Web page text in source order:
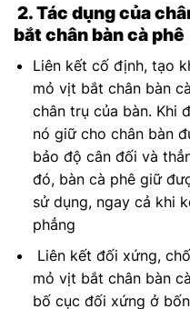
2. Tác dụng của
bắt chân bàn cà phê
Liên kết cố định, tạo
mỏ vịt bắt chân bàn
chân trụ của bàn. Khi
nó giữ cho chân bàn
bảo độ cân đối và
đó, bàn cà phê giữ
sử dụng, ngay cả khi
phẳng
Liên kết đối xứng,
mỏ vịt bắt chân bàn
bố cục đối xứng ở